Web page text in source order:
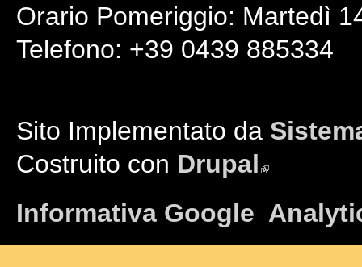
Orario Pomeriggio: Martedì
Telefono: +39 0439 885334
Sito Implementato da
Costruito con Drupal
Informativa Google